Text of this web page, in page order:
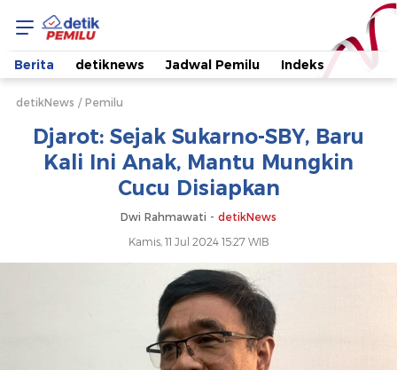
Djarot:
Sejak
Sukarno-
SBY,
Kali
Berita detiknews Jadwal Pemilu Indeks
detikNews Pemilu
Djarot: Sejak Sukarno-SBY, Baru
Kali Ini Anak, Mantu Mungkin
Cucu Disiapkan
Dwi Rahmawati - detikNews
Kamis, 11 Jul 2024 15:27 WIB